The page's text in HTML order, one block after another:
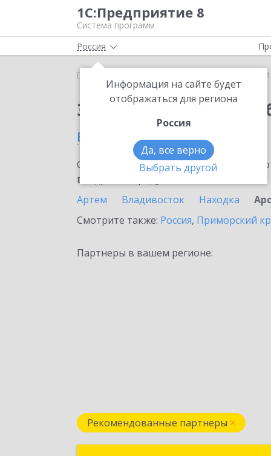
1С:Предприятие 8
Система программ
Россия
Информация на сайте будет
отображаться для региона
Россия
Да, все верно
Выбрать другой
Главная
Заказать 1С:Бизнес-
в Арсеньеве
Ознакомьтесь с информационными
внедрение продукта.
Артем
Владивосток Находка
Смотрите также: Россия, Приморский
Партнеры в вашем регионе:
Рекомендованные партнеры